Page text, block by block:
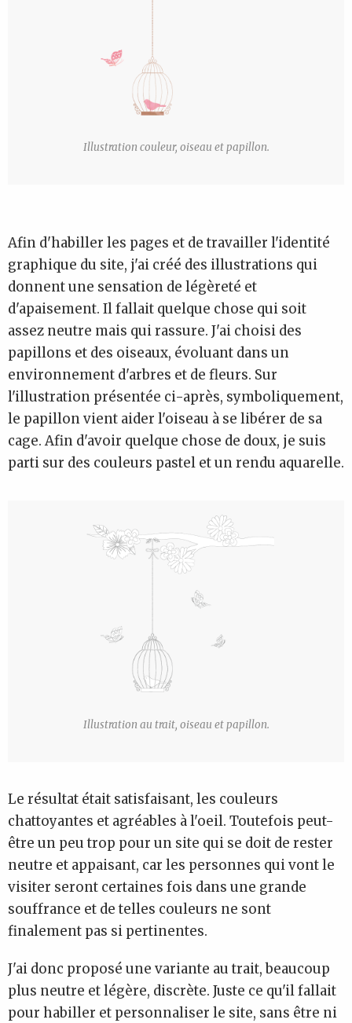
Illustration couleur, oiseau et papillon.
Afin d'habiller les pages et de travailler l'identité
graphique du site, j'ai créé des illustrations qui
donnent une sensation de légèreté et
d'apaisement. Il fallait quelque chose qui soit
assez neutre mais qui rassure. J'ai choisi des
papillons et des oiseaux, évoluant dans un
environnement d'arbres et de fleurs. Sur
l'illustration présentée ci-après, symboliquement,
le papillon vient aider l'oiseau à se libérer de sa
cage. Afin d'avoir quelque chose de doux, je suis
parti sur des couleurs pastel et un rendu aquarelle.
Illustration au trait, oiseau et papillon.
Le résultat était satisfaisant, les couleurs
chattoyantes et agréables à l'oeil. Toutefois peut-
être un peu trop pour un site qui se doit de rester
neutre et appaisant, car les personnes qui vont le
visiter seront certaines fois dans une grande
souffrance et de telles couleurs ne sont
finalement pas si pertinentes.
J'ai donc proposé une variante au trait, beaucoup
plus neutre et légère, discrète. Juste ce qu'il fallait
pour habiller et personnaliser le site, sans être ni